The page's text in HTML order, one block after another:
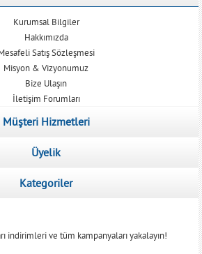
Kurumsal Bilgiler
Hakkımızda
Satış Sözleşmesi
Misyon & Vizyonumuz
Bize Ulaşın
İletişim Forumları
Müşteri Hizmetleri
Üyelik
Kategoriler
indirimleri ve tüm kampanyaları yakalayın!